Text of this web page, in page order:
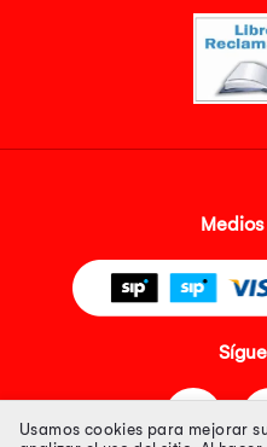
Usamos cookies para mejorar